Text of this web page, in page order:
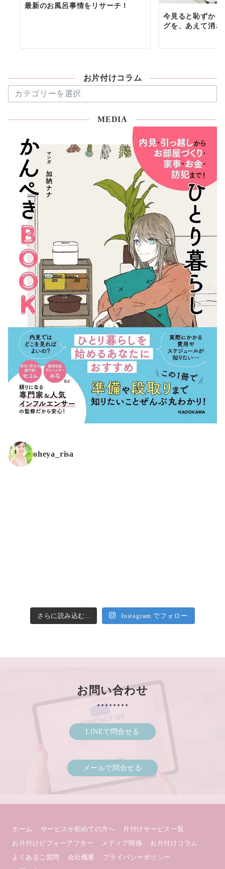
最新のお風呂事情をリサーチ！
今見ると恥ずか
グを、あえて消
お片付けコラム
片
MEDIA
oheya_risa
さらに読み込む... Instagram でフォロー
お問い合わせ
LINEで問合せる
メールで問合せる
ホーム サービスが初めての方へ
片付けサービス一覧
お片付けビフォーアフター
メディア関係
お片付けコラム
よくあるご質問
会社概要
プライバシーポリシー